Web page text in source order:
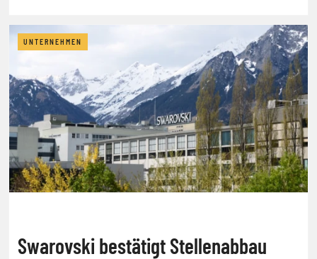
UNTERNEHMEN
Swarovski bestätigt Stellenabbau